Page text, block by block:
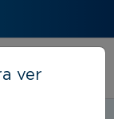
ver